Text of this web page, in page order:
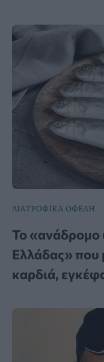
ΔΙΑΤΡΟΦΙΚΑ ΟΦΕΛΗ
Το «ανάδρομο
Ελλάδας» που
καρδιά,